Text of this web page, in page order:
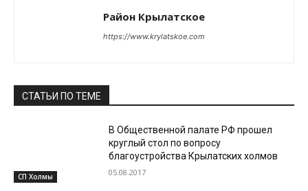
Район Крылатское
https://www.krylatskoe.com
СТАТЬИ ПО ТЕМЕ
СП Холмы
В Общественной палате РФ прошел
круглый стол по вопросу
благоустройства Крылатских холмов
05.08.2017